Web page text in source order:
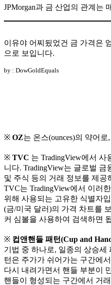
JPMorgan과 금 산업의 관계는
이유야 어찌됬었건 금 가격은
으로 보입니다.
by : DowGoldEquals
※ OZ는 온스(ounces)의 약어
※ TVC 는 TradingView에서 사
니다. TradingView는 글로벌
및 주식 등의 거래 정보를 제공
TVC는 TradingView에서 이러
위해 사용되는 고유한 식별자
(금/미국 달러)의 가격 차트를
커 심볼을 사용하여 검색하면
※ 컵앤핸들 패턴(Cup and
기법 중 하나로, 일종의 상승세
턴은 주가가 쉬어가는 구간에
다시 내려가면서 핸들 부분이
핸들이 형성되는 구간에서 거